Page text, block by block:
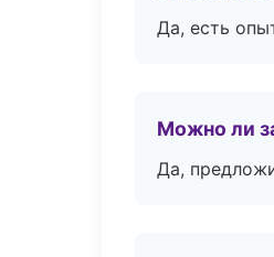
Да, есть
Можно ли
Да,